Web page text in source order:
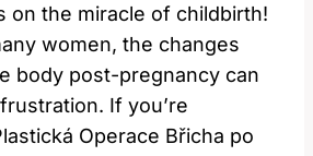
on the miracle of childbirth!
women, the changes
body post-pregnancy can
If you’re
Operace Břicha po